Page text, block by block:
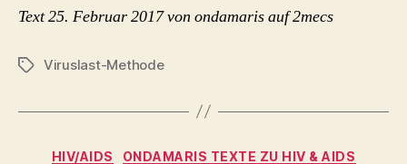
Text 25. Februar 2017 von ondamaris auf 2mecs
Schlagwörter
Viruslast-Methode
Kategorien
HIV/AIDS ONDAMARIS TEXTE ZU HIV & AIDS